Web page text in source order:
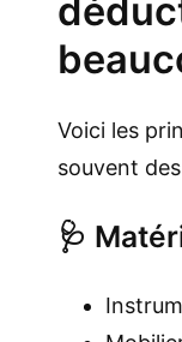
Voici les
souvent
🩺